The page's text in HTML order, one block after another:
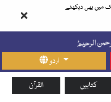
میں بھی دیکھئے
اردو
القرآن کتابیں